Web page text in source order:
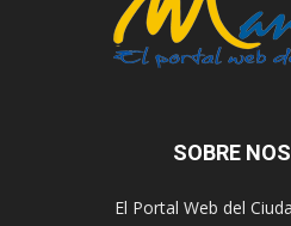
SOBRE
El Portal Web del